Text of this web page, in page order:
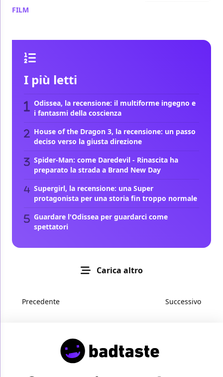
FILM
I più letti
Odissea, la recensione: il multiforme ingegno e
i fantasmi della coscienza
House of the Dragon 3, la recensione: un passo
deciso verso la giusta direzione
Spider-Man: come Daredevil - Rinascita ha
preparato la strada a Brand New Day
Supergirl, la recensione: una Super
protagonista per una storia fin troppo normale
Guardare l'Odissea per guardarci come
spettatori
Carica altro
Precedente Successivo